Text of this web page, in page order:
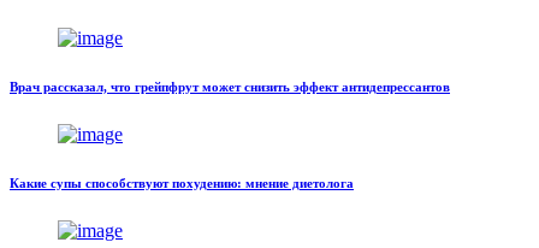
Врач рассказал, что грейпфрут может снизить эффект антидепрессантов
Какие супы способствуют похудению: мнение диетолога